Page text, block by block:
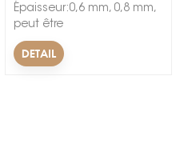
Épaisseur:0,6 mm, 0,8 mm,
peut être
à l'abrasion,
DETAIL